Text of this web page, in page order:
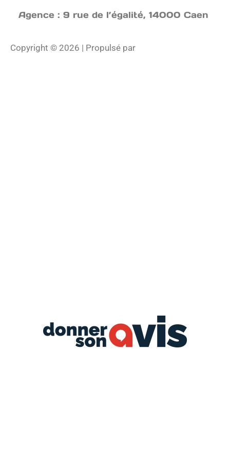
Agence : 9 rue de l’égalité, 14000 Caen
Copyright © 2026 | Propulsé par